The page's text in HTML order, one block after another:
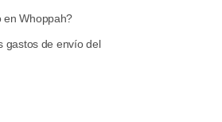
en Whoppah?
gastos de envío del